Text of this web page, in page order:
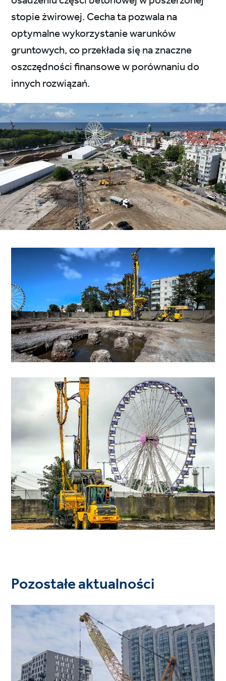
stopie żwirowej. Cecha ta pozwala na
optymalne wykorzystanie warunków
gruntowych, co przekłada się na znaczne
oszczędności finansowe w porównaniu do
innych rozwiązań.
Pozostałe aktualności